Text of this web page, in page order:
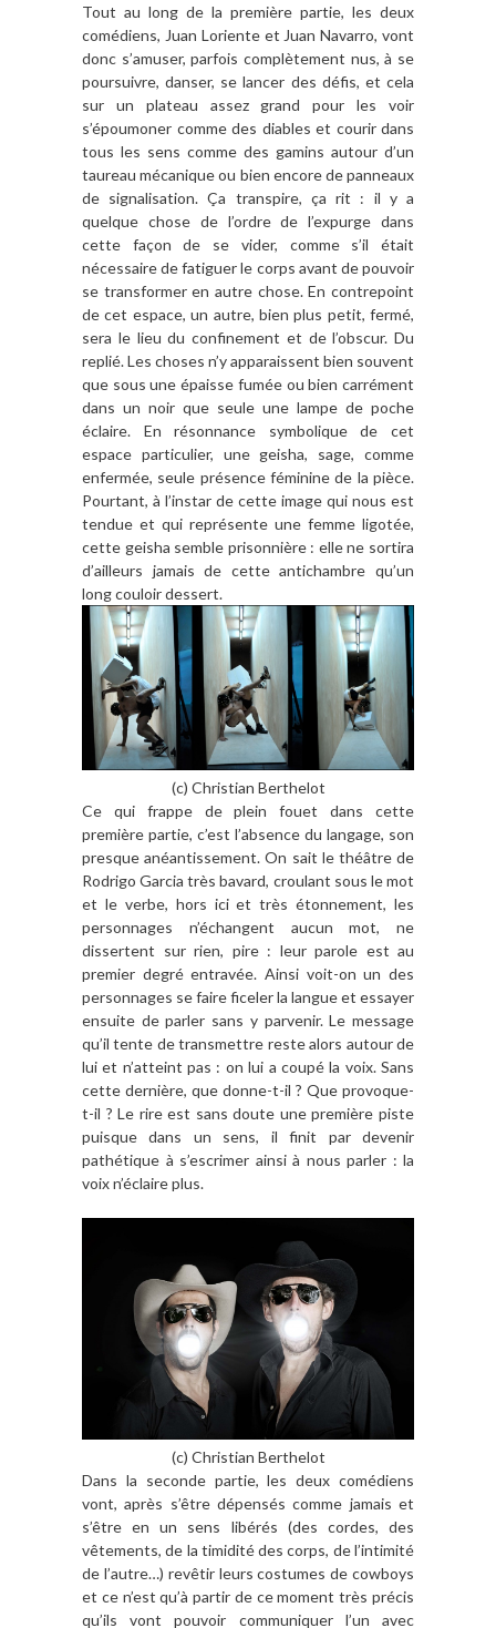
Tout au long de la première partie, les deux
comédiens, Juan Lorienteet Juan Navarro, vont
donc s’amuser, parfois complètement nus, à se
poursuivre, danser, se lancer des défis, et cela
sur un plateau assez grand pour les voir
s’époumoner comme des diables et courir dans
tous les sens comme des gamins autour d’un
taureau mécanique ou bien encore de panneaux
de signalisation. Ça transpire, ça rit : il y a
quelque chose de l’ordre de l’expurge dans
cette façon de se vider, comme s’il était
nécessaire de fatiguer le corps avant de pouvoir
se transformer en autre chose. En contrepoint
de cet espace, un autre, bien plus petit, fermé,
sera le lieu du confinement et de l’obscur. Du
replié. Les choses n’y apparaissent bien souvent
que sous une épaisse fumée ou bien carrément
dans un noir que seule une lampe de poche
éclaire. En résonnance symbolique de cet
espace particulier, une geisha, sage, comme
enfermée, seule présence féminine de la pièce.
Pourtant, à l’instar de cette image qui nous est
tendue et qui représente une femme ligotée,
cette geisha semble prisonnière : elle ne sortira
d’ailleurs jamais de cette antichambre qu’un
long couloir dessert.
(c) Christian Berthelot
Ce qui frappe de plein fouet dans cette
première partie, c’est l’absence du langage, son
presque anéantissement. On sait le théâtre de
Rodrigo Garcia très bavard, croulant sous le mot
et le verbe, hors ici et très étonnement, les
personnages n’échangent aucun mot, ne
dissertent sur rien, pire : leur parole est au
premier degré entravée. Ainsi voit-on un des
personnages se faire ficeler la langue et essayer
ensuite de parler sans y parvenir. Le message
qu’il tente de transmettre reste alors autour de
lui et n’atteint pas : on lui a coupé la voix. Sans
cette dernière, que donne-t-il ? Que provoque-
t-il ? Le rire est sans doute une première piste
puisque dans un sens, il finit par devenir
pathétique à s’escrimer ainsi à nous parler : la
voix n’éclaire plus.
(c) Christian Berthelot
Dans la seconde partie, les deux comédiens
vont, après s’être dépensés comme jamais et
s’être en un sens libérés (des cordes, des
vêtements, de la timidité des corps, de l’intimité
de l’autre…) revêtir leurs costumes de cowboys
et ce n’est qu’à partir de ce moment très précis
qu’ils vont pouvoir communiquer l’un avec